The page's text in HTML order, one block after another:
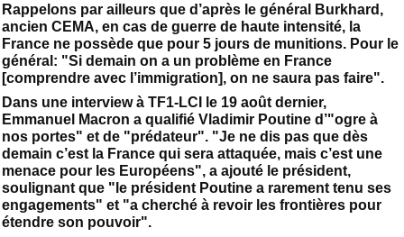
Rappelons par ailleurs que d’après le général Burkhard,
ancien CEMA, en cas de guerre de haute intensité, la
France ne possède que pour 5 jours de munitions. Pour le
général: "Si demain on a un problème en France
[comprendre avec l’immigration], on ne saura pas faire".
Dans une interview à TF1-LCI le 19 août dernier,
Emmanuel Macron a qualifié Vladimir Poutine d’"ogre à
nos portes" et de "prédateur". "Je ne dis pas que dès
demain c’est la France qui sera attaquée, mais c’est une
menace pour les Européens", a ajouté le président,
soulignant que "le président Poutine a rarement tenu ses
engagements" et "a cherché à revoir les frontières pour
étendre son pouvoir".